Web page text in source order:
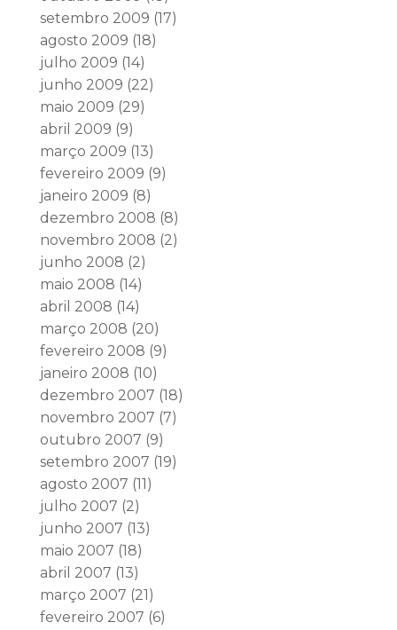
setembro 2009 (17)
agosto 2009 (18)
julho 2009 (14)
junho 2009 (22)
maio 2009 (29)
abril 2009 (9)
março 2009 (13)
fevereiro 2009 (9)
janeiro 2009 (8)
dezembro 2008 (8)
novembro 2008 (2)
junho 2008 (2)
maio 2008 (14)
abril 2008 (14)
março 2008 (20)
fevereiro 2008 (9)
janeiro 2008 (10)
dezembro 2007 (18)
novembro 2007 (7)
outubro 2007 (9)
setembro 2007 (19)
agosto 2007 (11)
julho 2007 (2)
junho 2007 (13)
maio 2007 (18)
abril 2007 (13)
março 2007 (21)
fevereiro 2007 (6)